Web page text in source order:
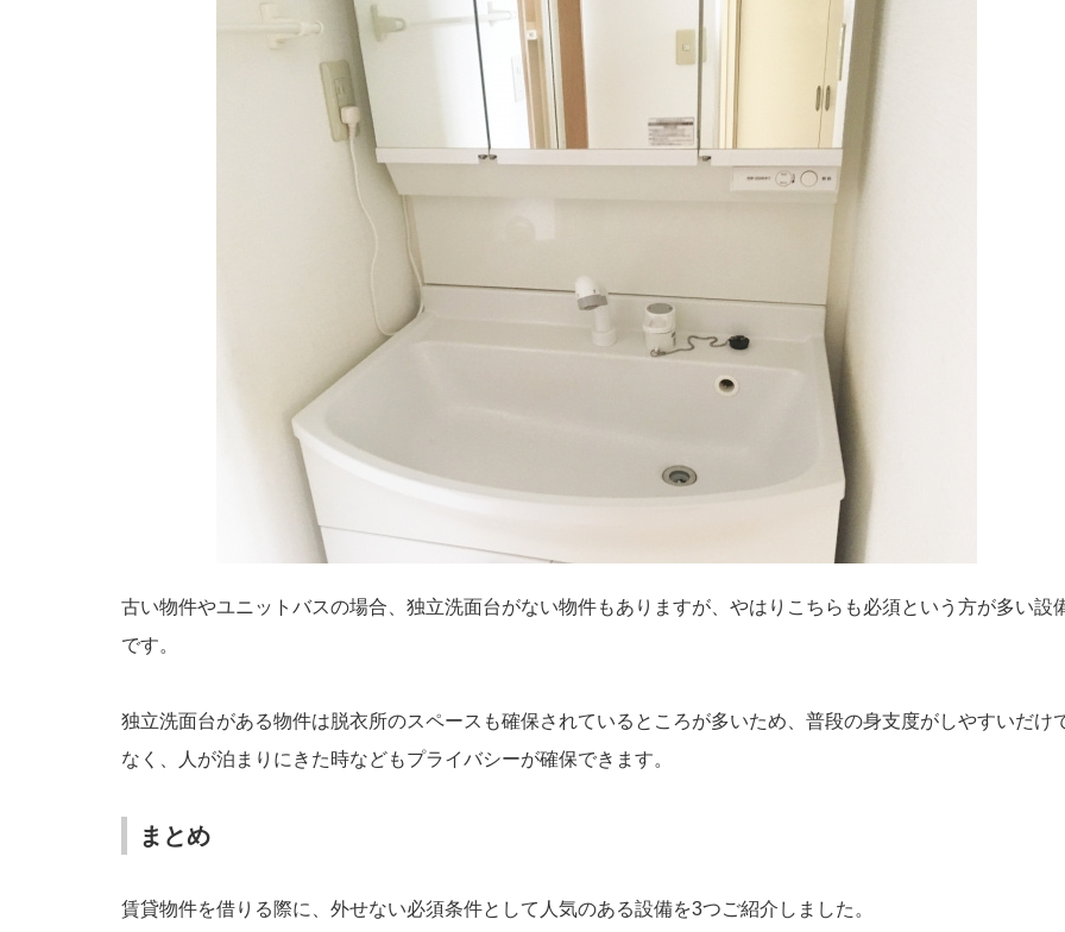
古い物件やユニットバスの場合、独立洗面台がない物件もありますが、やはりこちらも必須という方が多い設
です。
独立洗面台がある物件は脱衣所のスペースも確保されているところが多いため、普段の身支度がしやすいだけ
なく、人が泊まりにきた時などもプライバシーが確保できます。
まとめ
賃貸物件を借りる際に、外せない必須条件として人気のある設備を3つご紹介しました。